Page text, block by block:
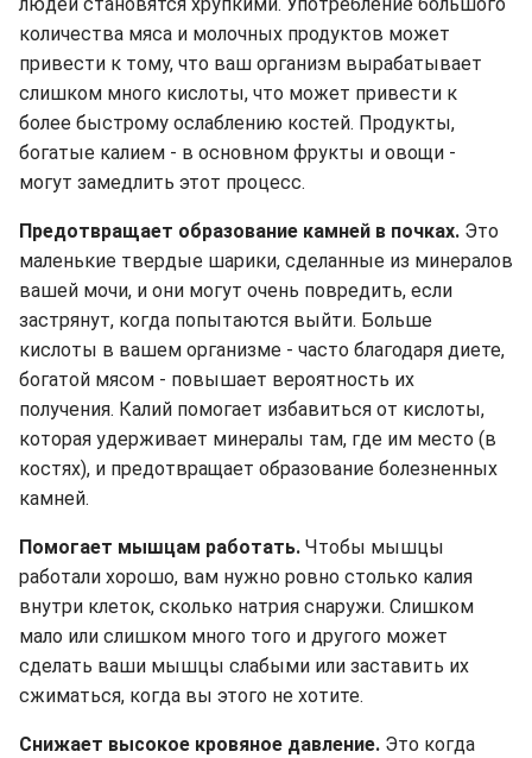
людей становятся хрупкими. Употребление большого
количества мяса и молочных продуктов может
привести к тому, что ваш организм вырабатывает
слишком много кислоты, что может привести к
более быстрому ослаблению костей. Продукты,
богатые калием - в основном фрукты и овощи -
могут замедлить этот процесс.
Предотвращает образование камней в почках. Это
маленькие твердые шарики, сделанные из минералов
вашей мочи, и они могут очень повредить, если
застрянут, когда попытаются выйти. Больше
кислоты в вашем организме - часто благодаря диете,
богатой мясом - повышает вероятность их
получения. Калий помогает избавиться от кислоты,
которая удерживает минералы там, где им место (в
костях), и предотвращает образование болезненных
камней.
Помогает мышцам работать. Чтобы мышцы
работали хорошо, вам нужно ровно столько калия
внутри клеток, сколько натрия снаружи. Слишком
мало или слишком много того и другого может
сделать ваши мышцы слабыми или заставить их
сжиматься, когда вы этого не хотите.
Снижает высокое кровяное давление. Это когда